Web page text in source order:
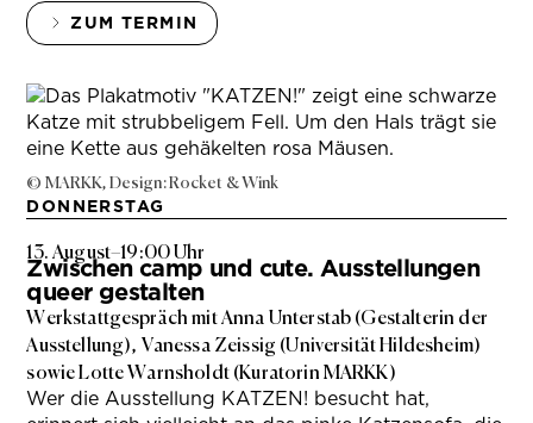
ZUM TERMIN
© MARKK, Design: Rocket & Wink
DONNERSTAG
13. August–19:00 Uhr
Zwischen camp und cute. Ausstellungen
queer gestalten
Werkstattgespräch mit Anna Unterstab (Gestalterin der
Ausstellung), Vanessa Zeissig (Universität Hildesheim)
sowie Lotte Warnsholdt (Kuratorin MARKK)
Wer die Ausstellung KATZEN! besucht hat,